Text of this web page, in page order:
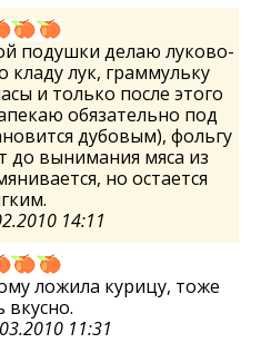
подушки делаю луково-
лук, граммульку
и только после этого
обязательно под
дубовым), фольгу
до вынимания мяса из
но остается
14:11
ложила курицу, тоже
вкусно.
11:31